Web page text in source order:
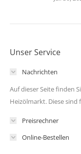
Unser Service
Nachrichten
Auf dieser Seite finden
Heizölmarkt. Diese sind
Preisrechner
Online-Bestellen